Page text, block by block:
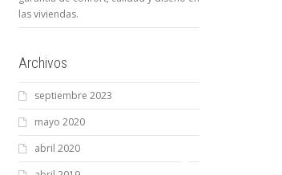
las viviendas.
Archivos
septiembre 2023
mayo 2020
abril 2020